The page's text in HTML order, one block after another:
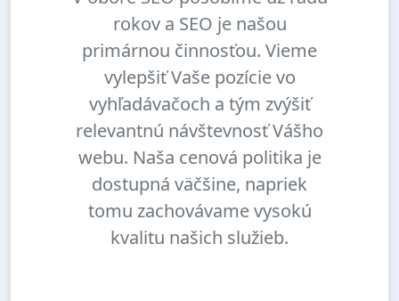
rokov a SEO je našou
primárnou činnosťou. Vieme
vylepšiť Vaše pozície vo
vyhľadávačoch a tým zvýšiť
relevantnú návštevnosť Vášho
webu. Naša cenová politika je
dostupná väčšine, napriek
tomu zachovávame vysokú
kvalitu našich služieb.